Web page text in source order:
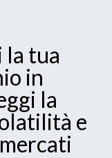
la tua
in
la
e